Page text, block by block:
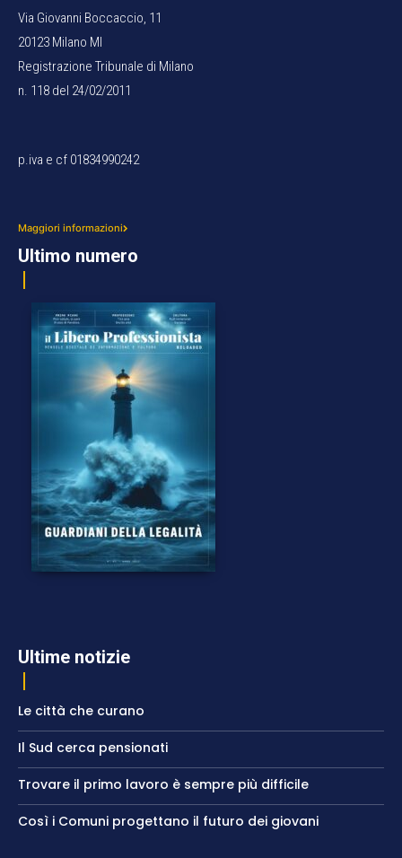
Via Giovanni Boccaccio, 11
20123 Milano MI
Registrazione Tribunale di Milano
n. 118 del 24/02/2011
p.iva e cf 01834990242
Maggiori informazioni
Ultimo numero
Ultime notizie
Le città che curano
Il Sud cerca pensionati
Trovare il primo lavoro è sempre più difficile
Così i Comuni progettano il futuro dei giovani